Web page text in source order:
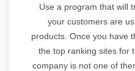
Use a program that will
your customers are
products. Once you have
the top ranking sites for
company is not one of